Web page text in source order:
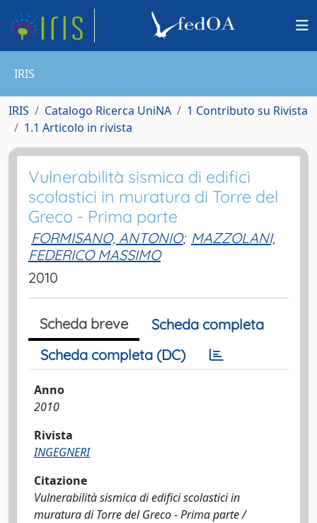
IRIS
IRIS Catalogo Ricerca UniNA
1 Contributo su Rivista
1.1 Articolo in rivista
Vulnerabilità sismica di edifici
scolastici in muratura di Torre del
Greco - Prima parte
FORMISANO, ANTONIO; MAZZOLANI,
FEDERICO MASSIMO
2010
Scheda breve
Scheda completa
Scheda completa (DC)
Anno
2010
Rivista
INGEGNERI
Citazione
Vulnerabilità sismica di edifici scolastici in
muratura di Torre del Greco - Prima parte /